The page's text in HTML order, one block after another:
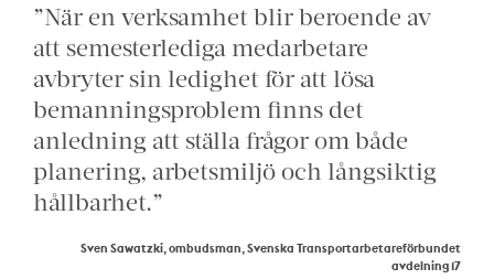
”När en verksamhet blir beroende av
att semesterlediga medarbetare
avbryter sin ledighet för att lösa
bemanningsproblem finns det
anledning att ställa frågor om både
planering, arbetsmiljö och långsiktig
hållbarhet.”
Sven Sawatzki, ombudsman, Svenska Transportarbetareförbundet
avdelning 17